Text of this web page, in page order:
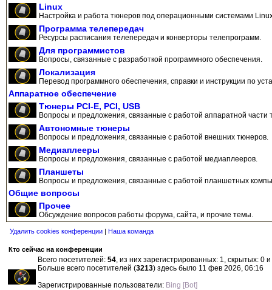
Linux
Настройка и работа тюнеров под операционными системами
Программа телепередач
Ресурсы расписания телепередач и конверторы телепрограмм.
Для программистов
Вопросы, связанные с разработкой программного обеспечения.
Локализация
Перевод программного обеспечения, справки и инструкции по
Аппаратное обеспечение
Тюнеры PCI-E, PCI, USB
Вопросы и предложения, связанные с работой аппаратной части
Автономные тюнеры
Вопросы и предложения, связанные с работой внешних тюнеров.
Медиаплееры
Вопросы и предложения, связанные с работой медиаплееров.
Планшеты
Вопросы и предложения, связанные с работой планшетных
Общие вопросы
Прочее
Обсуждение вопросов работы форума, сайта, и прочие темы.
Удалить cookies конференции | Наша команда
Кто сейчас на конференции
Всего посетителей: 54, из них зарегистрированных: 1, скрытых: 0
Больше всего посетителей (3213) здесь было 11 фев 2026, 06:16
Зарегистрированные пользователи: Bing [Bot]